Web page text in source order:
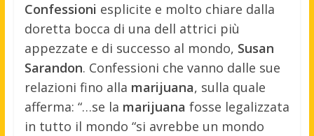
Confessioni esplicite e molto chiare dalla
doretta bocca di una dell attrici più
appezzate e di successo al mondo, Susan
Sarandon. Confessioni che vanno dalle sue
relazioni fino alla marijuana, sulla quale
afferma: “…se la marijuana fosse legalizzata
in tutto il mondo “si avrebbe un mondo